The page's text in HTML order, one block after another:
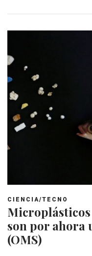
CIENCIA/TECNO
Microplásticos
son por ahora
(OMS)